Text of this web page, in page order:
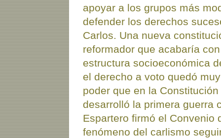
apoyar a los grupos más
defender los derechos
Carlos. Una nueva
reformador que acabaría
estructura socioeconómica
el derecho a voto quedó
poder que en la
desarrolló la primera guerra
Espartero firmó el Convenio
fenómeno del carlismo